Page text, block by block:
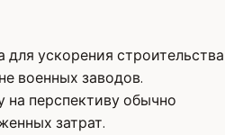
ускорения строительства
военных заводов.
на перспективу обычно
затрат.